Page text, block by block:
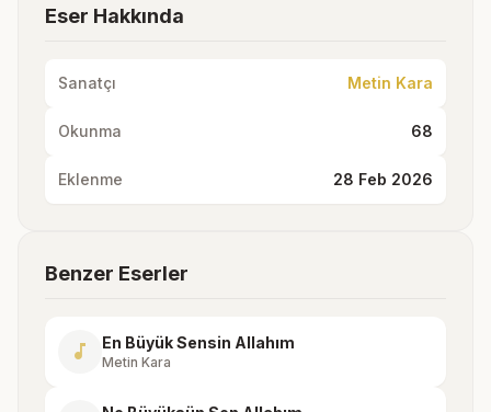
Eser Hakkında
Sanatçı Metin Kara
Okunma 68
Eklenme 28 Feb 2026
Benzer Eserler
music_note En Büyük Sensin Allahım
Metin Kara